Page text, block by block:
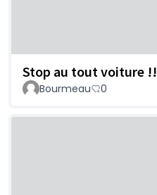
Stop au tout voiture !!
Bourmeau 0